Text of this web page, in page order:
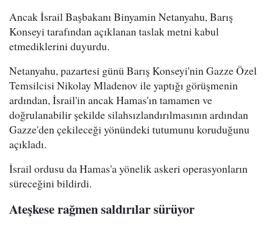
Ancak İsrail Başbakanı Binyamin Netanyahu, Barış
Konseyi tarafından açıklanan taslak metni kabul
etmediklerini duyurdu.
Netanyahu, pazartesi günü Barış Konseyi'nin Gazze Özel
Temsilcisi Nikolay Mladenov ile yaptığı görüşmenin
ardından, İsrail'in ancak Hamas'ın tamamen ve
doğrulanabilir şekilde silahsızlandırılmasının ardından
Gazze'den çekileceği yönündeki tutumunu koruduğunu
açıkladı.
İsrail ordusu da Hamas'a yönelik askeri operasyonların
süreceğini bildirdi.
Ateşkese rağmen saldırılar sürüyor